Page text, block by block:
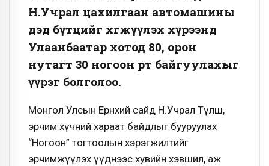
Н.Учрал цахилгаан автомашины
дэд бүтцийг хөгжүүлэх хүрээнд
Улаанбаатар хотод 80, орон
нутагт 30 ногоон өртөө байгуулахыг
үүрэг болголоо.
Монгол Улсын Ерөнхий сайд Н.Учрал Түлш,
эрчим хүчний хараат байдлыг бууруулах
“Ногоон” тогтоолын хэрэгжилтийг
эрчимжүүлэх үүднээс хувийн хэвшил, аж